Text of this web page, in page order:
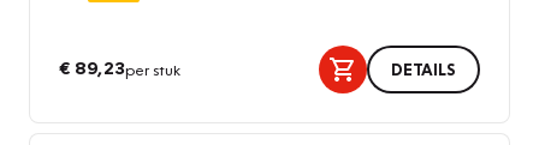
€ 89,23per stuk DETAILS